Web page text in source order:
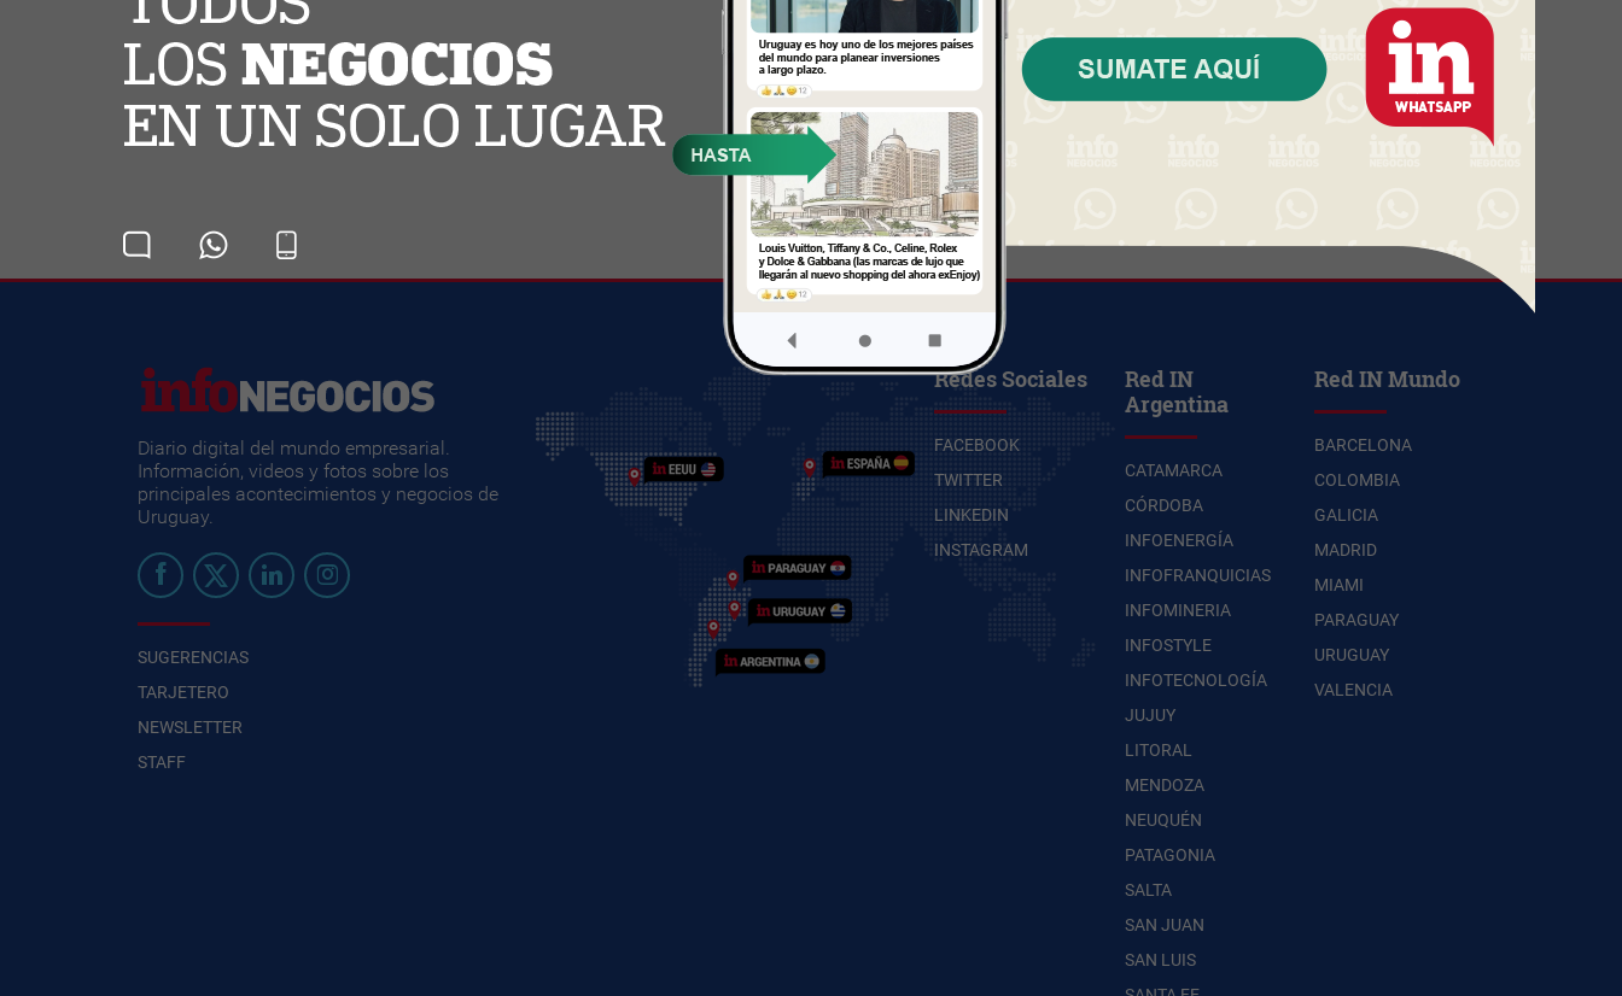
Starbucks Japón y la cápsula
coleccionable que vale más que
el café (el producto se convierte
en ecosistema)
Carrasco vs. barrios privados:
Diario digital del mundo empresarial.
Información, videos y fotos sobre los
principales acontecimientos y negocios de
Uruguay.
SUGERENCIAS
TARJETERO
NEWSLETTER
STAFF
Redes Sociales
FACEBOOK
TWITTER
LINKEDIN
INSTAGRAM
Red IN
Argentina
CATAMARCA
CÓRDOBA
INFOENERGÍA
INFOFRANQUICIAS
INFOMINERIA
INFOSTYLE
INFOTECNOLOGÍA
JUJUY
LITORAL
MENDOZA
NEUQUÉN
PATAGONIA
SALTA
SAN JUAN
SAN LUIS
Red IN Mundo
BARCELONA
COLOMBIA
GALICIA
MADRID
MIAMI
PARAGUAY
URUGUAY
VALENCIA